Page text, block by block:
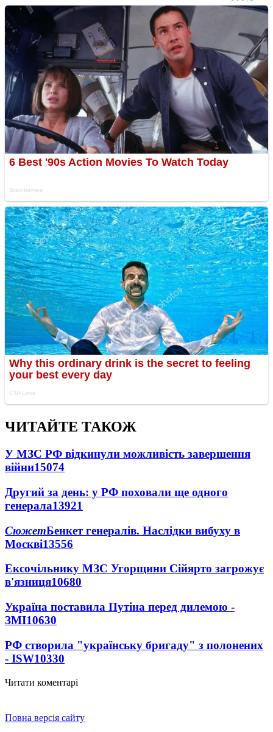
ЧИТАЙТЕ ТАКОЖ
У МЗС РФ відкинули можливість завершення
війни15074
Другий за день: у РФ поховали ще одного
генерала13921
СюжетБенкет генералів. Наслідки вибуху в
Москві13556
Ексочільнику МЗС Угорщини Сійярто загрожує
в'язниця10680
Україна поставила Путіна перед дилемою -
ЗМІ10630
РФ створила "українську бригаду" з полонених
- ISW10330
Читати коментарі
Повна версія сайту